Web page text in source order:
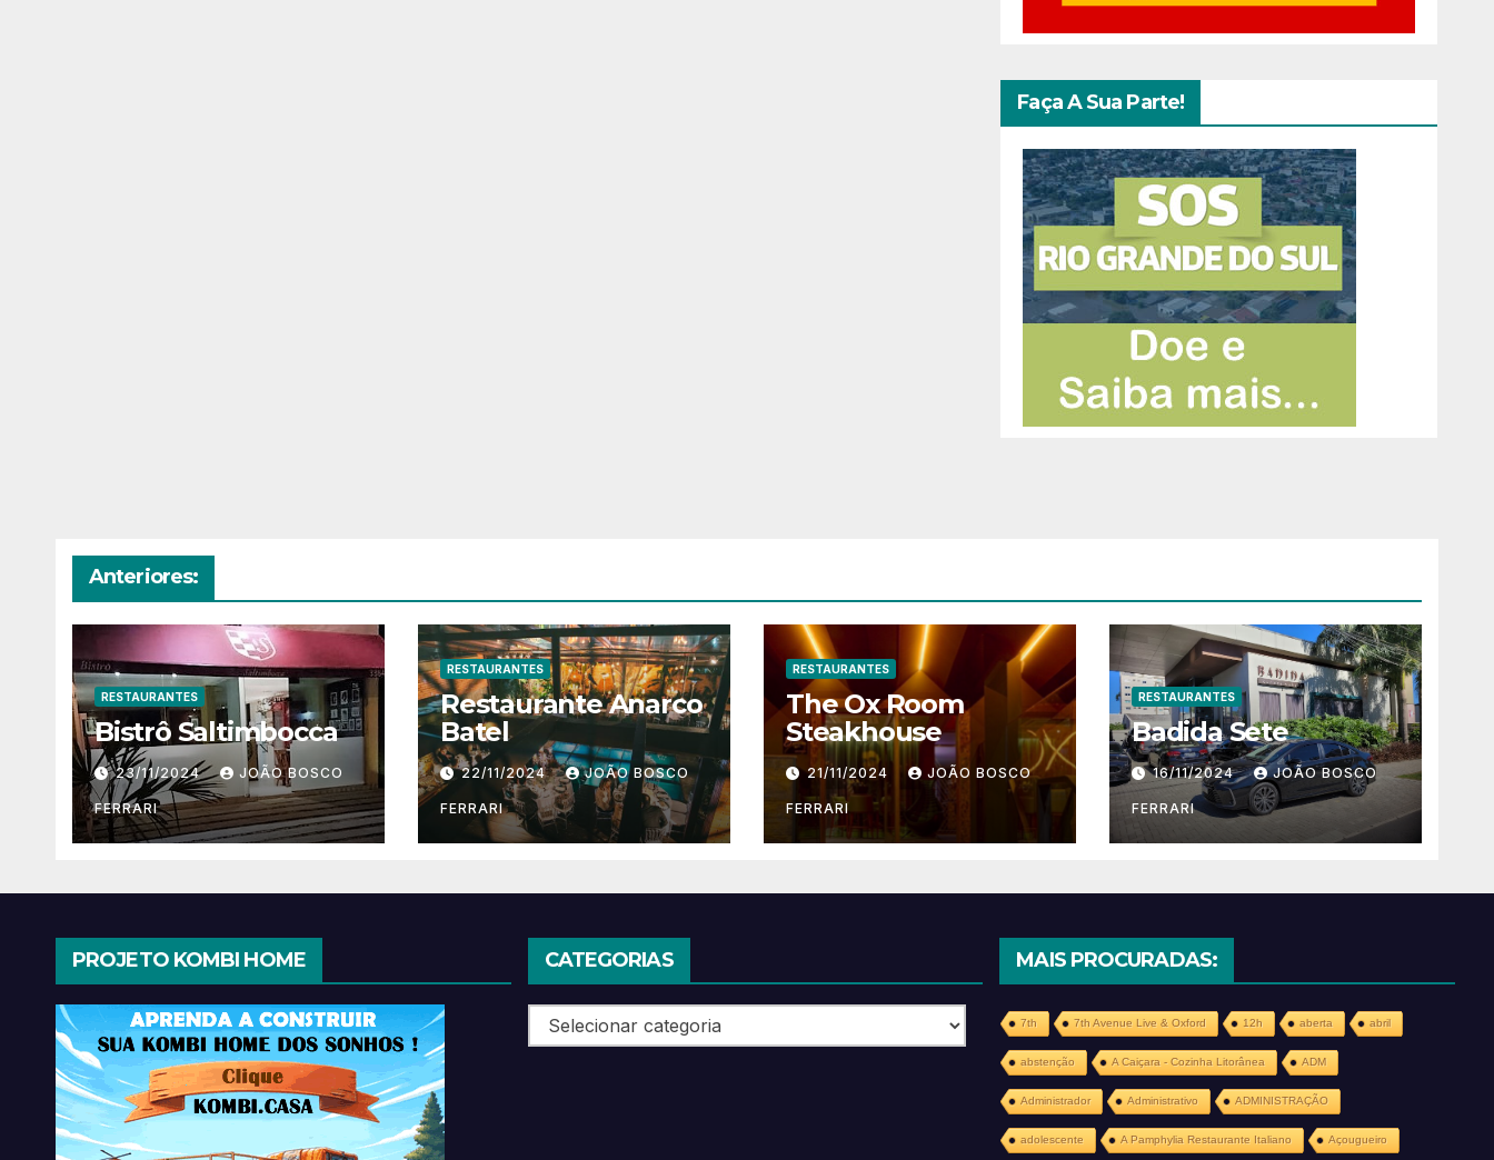
Faça A Sua Parte!
Anteriores:
RESTAURANTES
Bistrô Saltimbocca
23/11/2024 JOÃO BOSCO
FERRARI
RESTAURANTES
Restaurante Anarco
Batel
22/11/2024 JOÃO BOSCO
FERRARI
RESTAURANTES
The Ox Room
Steakhouse
21/11/2024 JOÃO BOSCO
FERRARI
RESTAURANTES
Badida Sete
16/11/2024 JOÃO BOSCO
FERRARI
PROJETO KOMBI HOME CATEGORIAS
Categorias
MAIS PROCURADAS:
7th 7th Avenue Live & Oxford 12h aberta abril
abstenção A Caiçara - Cozinha Litorânea ADM
Administrador Administrativo ADMINISTRAÇÃO
adolescente A Pamphylia Restaurante Italiano Açougueiro